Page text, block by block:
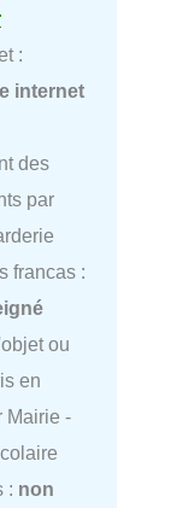
:
internet
des
par
francas :
ou
en
Mairie -
: non